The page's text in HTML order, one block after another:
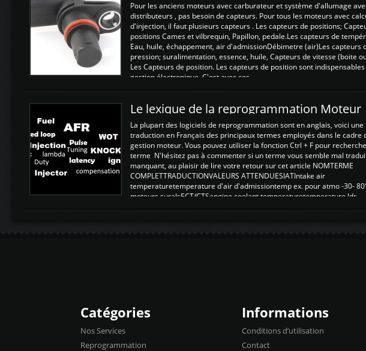
Pour les anciens moteurs avec carburateur et système d'allumage
distributeurs , pas besoin de capteurs. Pour tous les moteurs avec
d'injection, il faut plusieurs capteurs . Les capteurs de positions;
positions Cames et vilbrequin, Papillon, pedale.Les capteurs de
Eau, huile, échappement, air d'admissionDébimetre (air)Les capteurs
pression; suralimentation, essence, huile, Capteurs de vitesse (boite
Les Capteurs de position. Les capteurs de position sont indispensables
gestion électronique. C'est avec ces ...
Le lexique de la reprogrammation Moteur
La plupart des logiciels de reprogrammation sont en anglais, voici une
traduction en Français des principaux termes employés dans le cadre
gestion moteur. Vous pouvez utiliser la fonction Ctrl + F pour
terme N'hésitez pas à commenter si un terme vous semble mal
manquant, au plaisir de lire votre retour sur cet article NOMTERME
COMPLETTRADUCTIONVALEURS ATTENDUESIATIntake air
temperaturetemperature d'air d'admissiontemp ex. pour atmo -30-
moteurs suralsECT/CTSengine coolant temperaturetemperature ldr
Catégories
Nos Services
Reprogrammation
Informations
Conditions d’utilisation
Contact